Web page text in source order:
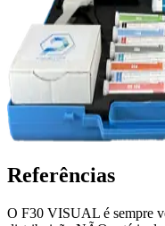
Referências
O F30 VISUAL é sempre